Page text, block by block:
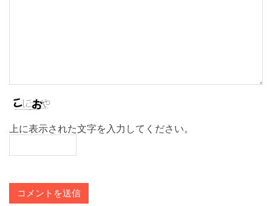
上に表示された文字を入力してください。